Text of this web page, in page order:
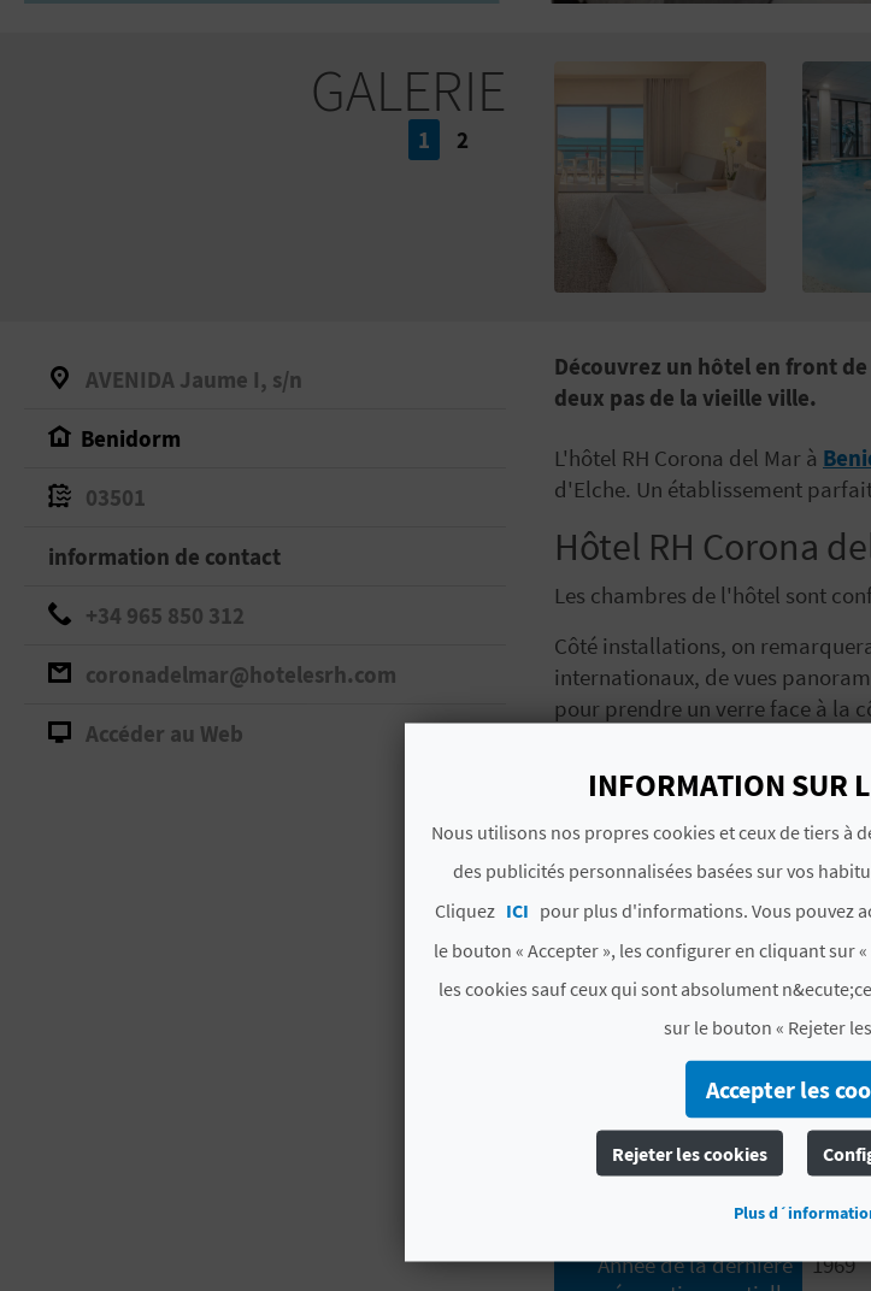
GALERIE
1 2
AVENIDA Jaume I, s/n
Benidorm
03501
information de contact
+34 965 850 312
coronadelmar@hotelesrh.com
Accéder au Web
Découvrez un hôtel en front
deux pas de la vieille ville.
L'hôtel RH Corona del Mar à
d'Elche. Un établissement
Hôtel RH Corona
Les chambres de l'hôtel sont
Côté installations, on
internationaux, de vues
pour prendre un verre face à la
difficulté dans le centre-ville et
manquez pas cette occasion !
# CHAMBRES ET
Places
258
Chambres
129
#
Catégorie
4
Année de la dernière
rénovation complète
1998
Année de la dernière
1969
INFORMATION SUR
Nous utilisons nos propres cookies et ceux de tiers à
des publicités personnalisées basées sur vos
Cliquez ICI pour plus d'informations. Vous pouvez
le bouton « Accepter », les configurer en cliquant sur
les cookies sauf ceux qui sont absolument
sur le bouton « Rejeter
Accepter les
Rejeter les cookies
Plus